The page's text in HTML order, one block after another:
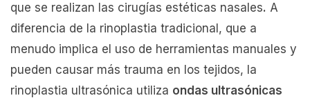
que se realizan las cirugías estéticas nasales. A
diferencia de la rinoplastia tradicional, que a
menudo implica el uso de herramientas manuales y
pueden causar más trauma en los tejidos, la
rinoplastia ultrasónica utiliza ondas ultrasónicas